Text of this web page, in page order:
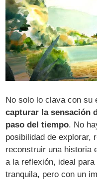
No solo lo clava con
capturar la sensación
paso del tiempo. No
posibilidad de explorar,
reconstruir una historia
a la reflexión, ideal
tranquila, pero con un